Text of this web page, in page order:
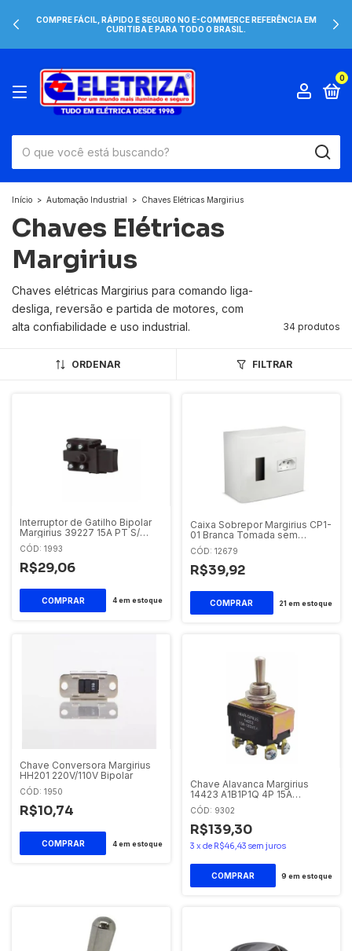
COMPRE FÁCIL, RÁPIDO E SEGURO NO E-COMMERCE REFERÊNCIA EM
CURITIBA E PARA TODO O BRASIL.
0
Início > Automação Industrial > Chaves Elétricas Margirius
Chaves Elétricas
Margirius
Chaves elétricas Margirius para comando liga-
desliga, reversão e partida de motores, com
alta confiabilidade e uso industrial.
34 produtos
ORDENAR FILTRAR
Interruptor de Gatilho Bipolar
Margirius 39227 15A PT S/
Trava
CÓD: 1993
R$29,06
4em estoque
Caixa Sobrepor Margirius CP1-
01 Branca Tomada sem
Disjuntor
CÓD: 12679
R$39,92
21 em estoque
Chave Conversora Margirius
HH201 220V/110V Bipolar
CÓD: 1950
R$10,74
4em estoque
Chave Alavanca Margirius
14423 A1B1P1Q 4P 15A
Liga/Desliga
CÓD: 9302
R$139,30
3 x de R$46,43 sem juros
9 em estoque